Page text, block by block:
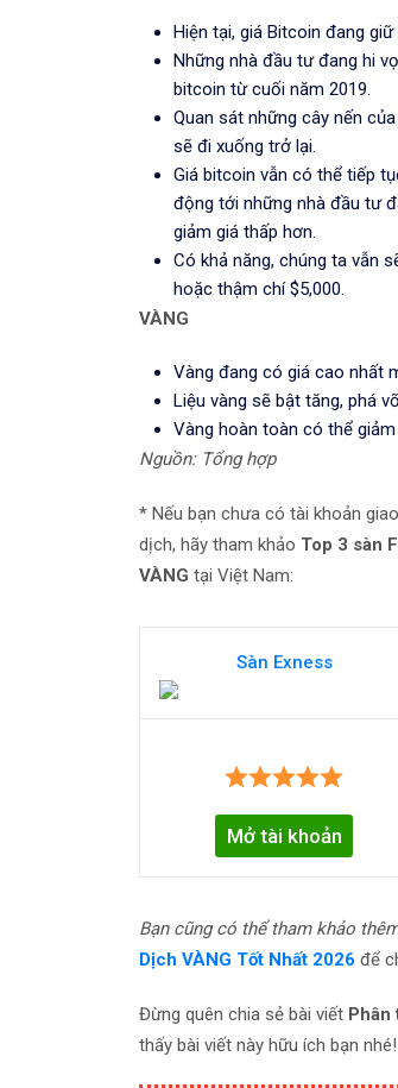
Hiện tại, giá Bitcoin đang
Những nhà đầu tư đang hi
bitcoin từ cuối năm 2019.
Quan sát những cây nến
sẽ đi xuống trở lại.
Giá bitcoin vẫn có thể tiếp
động tới những nhà đầu tư
giảm giá thấp hơn.
Có khả năng, chúng ta vẫn
hoặc thậm chí $5,000.
VÀNG
Vàng đang có giá cao nhất
Liệu vàng sẽ bật tăng, phá
Vàng hoàn toàn có thể
Nguồn: Tổng hợp
* Nếu bạn chưa có tài khoản
dịch, hãy tham khảo Top 3 sàn
VÀNG tại Việt Nam:
Sàn Exness
Mở tài khoản
Bạn cũng có thể tham khảo
Dịch VÀNG Tốt Nhất 2026 để
Đừng quên chia sẻ bài viết Phân
thấy bài viết này hữu ích bạn